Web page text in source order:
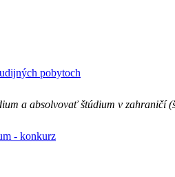
pobytoch
a absolvovať štúdium v zahraničí
- konkurz